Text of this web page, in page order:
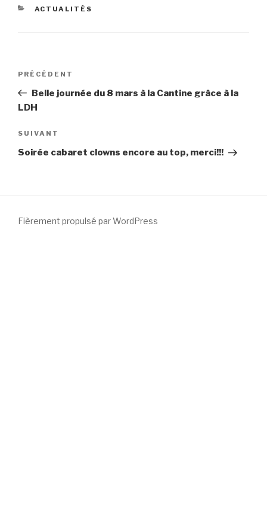
CATÉGORIES
ACTUALITÉS
Navigation
l’article
Article
précédent
PRÉCÉDENT
Belle journée du 8 mars à la Cantine grâce à la
LDH
Article
suivant
SUIVANT
Soirée cabaret clowns encore au top, merci!!!
Fièrement propulsé par WordPress